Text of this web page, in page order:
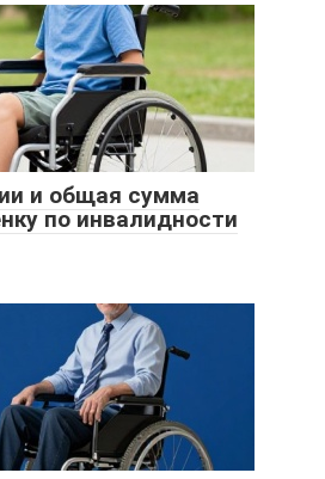
и общая сумма
по инвалидности